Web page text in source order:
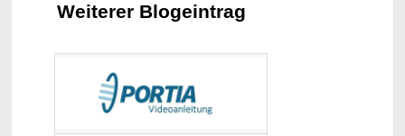
Weiterer Blogeintrag